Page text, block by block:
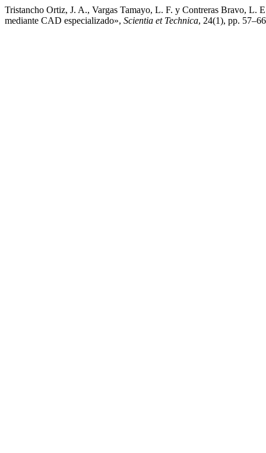
Tristancho Ortiz, J. A., Vargas Tamayo, L. F. y Contreras Bravo, L.
mediante CAD especializado», Scientia et Technica, 24(1), pp.